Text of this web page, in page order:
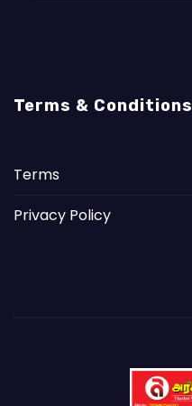
Terms & Conditions
Terms
Privacy Policy